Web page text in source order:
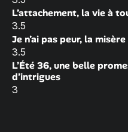
L’attachement, la vie à
3.5
Je n’ai pas peur, la
3.5
L’Été 36, une belle
d’intrigues
3